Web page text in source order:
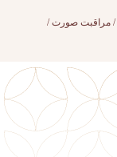
/ مراقبت صورت/